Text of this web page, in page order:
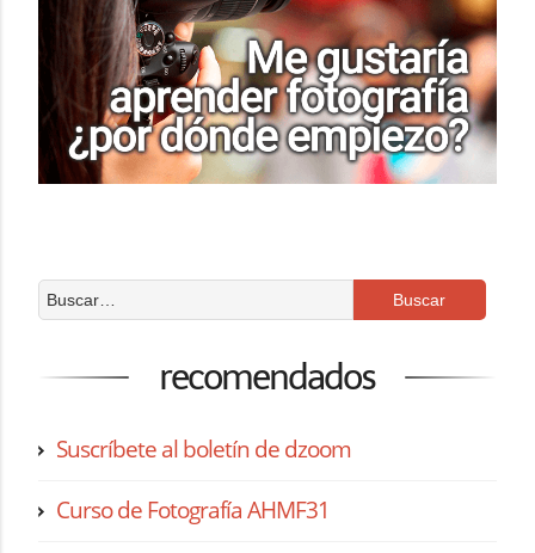
recomendados
Suscríbete al boletín de dzoom
Curso de Fotografía AHMF31